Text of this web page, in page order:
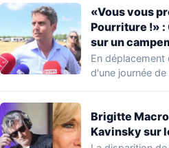
«Vous vous
Pourriture !» :
sur un
du voyage
En déplacement
d'une journée
Brigitte
Kavinsky sur